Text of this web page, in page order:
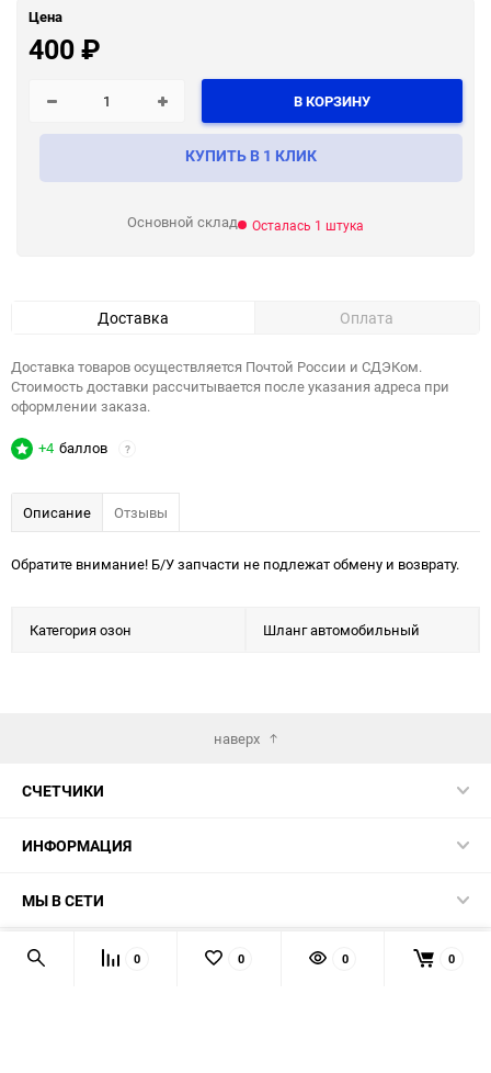
Цена
400₽
В КОРЗИНУ
КУПИТЬ В 1 КЛИК
Основной склад Осталась 1 штука
Доставка Оплата
Доставка товаров осуществляется Почтой России и СДЭКом.
Стоимость доставки рассчитывается после указания адреса при
оформлении заказа.
+4 баллов ?
Описание Отзывы
Обратите внимание! Б/У запчасти не подлежат обмену и возврату.
Категория озон Шланг автомобильный
наверх
СЧЕТЧИКИ
ИНФОРМАЦИЯ
МЫ В СЕТИ
КОНТАКТЫ 0 0 0 0